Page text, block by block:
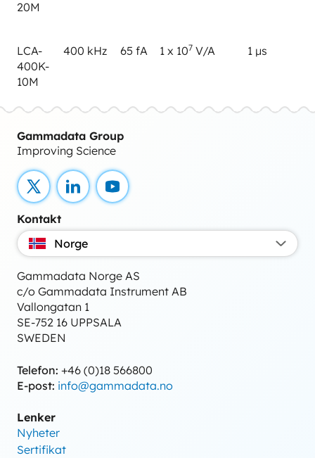
20M
LCA-
400K-
10M
400 kHz 65 fA 1 x 107 V/A 1 µs
Gammadata Group
Improving Science
X LinkedInYouTube
Kontakt
Norge
Gammadata Norge AS
c/o Gammadata Instrument AB
Vallongatan 1
SE-752 16 UPPSALA
SWEDEN
Telefon: +46 (0)18 566800
E-post: info@gammadata.no
Lenker
Nyheter
Sertifikat